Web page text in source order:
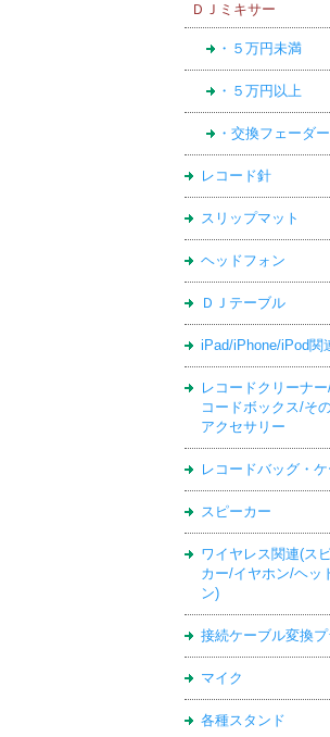
ＤＪミキサー
・５万円未満
・５万円以上
・交換フェーダー
レコード針
スリップマット
ヘッドフォン
ＤＪテーブル
iPad/iPhone/iPod関
レコードクリーナ
コードボックス/そ
アクセサリー
レコードバッグ・ケ
スピーカー
ワイヤレス関連(ス
カー/イヤホン/ヘッ
ン)
接続ケーブル変換
マイク
各種スタンド